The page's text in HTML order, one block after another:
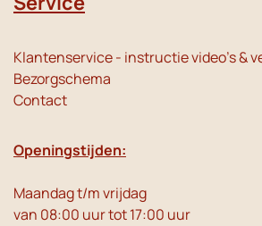
Klantenservice - instructie video's &
Bezorgschema
Contact
Openingstijden:
Maandag t/m vrijdag
van 08:00 uur tot 17:00 uur